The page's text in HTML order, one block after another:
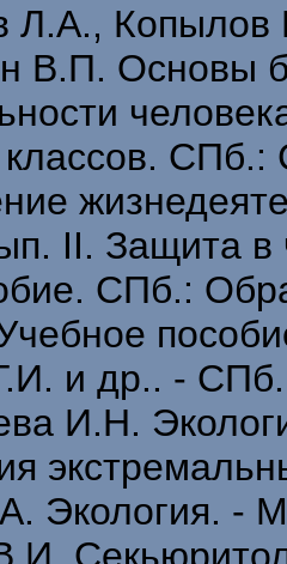
Л.А.,
В.П. Основы
СПб.:
II. Защита в
СПб.:
и др.. -
И.Н.
Экология. -